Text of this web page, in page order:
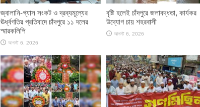
জ্বালানি-গ্যাস সংকট ও দ্রব্যমূল্যের
ঊর্ধ্বগতির প্রতিবাদে চাঁদপুরে ১১ দলের
স্মারকলিপি
আগস্ট 6, 2026
বৃষ্টি হলেই চাঁদপুরে জলাবদ্ধতা, কার্যকর
উদ্যোগ চায় শহরবাসী
আগস্ট 6, 2026